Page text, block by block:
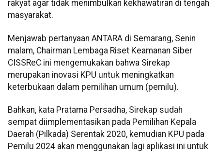
rakyat agar tidak menimbulkan kekhawatiran di tengah
masyarakat.
Menjawab pertanyaan ANTARA di Semarang, Senin
malam, Chairman Lembaga Riset Keamanan Siber
CISSReC ini mengemukakan bahwa Sirekap
merupakan inovasi KPU untuk meningkatkan
keterbukaan dalam pemilihan umum (pemilu).
Bahkan, kata Pratama Persadha, Sirekap sudah
sempat diimplementasikan pada Pemilihan Kepala
Daerah (Pilkada) Serentak 2020, kemudian KPU pada
Pemilu 2024 akan menggunakan lagi aplikasi ini untuk